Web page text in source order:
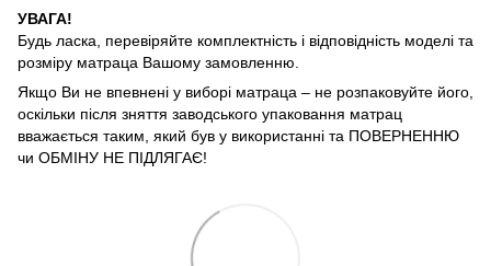
УВАГА!
Будь ласка, перевіряйте комплектність і відповідність моделі та
розміру матраца Вашому замовленню.
Якщо Ви не впевнені у виборі матраца – не розпаковуйте його,
оскільки після зняття заводського упаковання матрац
вважається таким, який був у використанні та ПОВЕРНЕННЮ
чи ОБМІНУ НЕ ПІДЛЯГАЄ!